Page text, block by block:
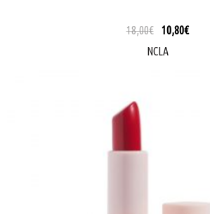
18,00€ 10,80€
NCLA